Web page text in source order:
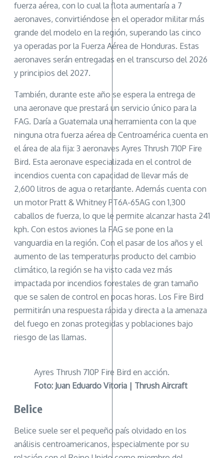
fuerza aérea, con lo cual la flota aumentaría a 7
aeronaves, convirtiéndose en el operador militar más
grande del modelo en la región, superando las cinco
ya operadas por la Fuerza Aérea de Honduras. Estas
aeronaves serán entregadas en el transcurso del 2026
y principios del 2027.
También, durante este año se espera la entrega de
una aeronave que prestará un servicio único para la
FAG. Daría a Guatemala una herramienta con la que
ninguna otra fuerza aérea de Centroamérica cuenta en
el área de ala fija: 3 aeronaves Ayres Thrush 710P Fire
Bird. Esta aeronave especializada en el control de
incendios cuenta con capacidad de llevar más de
2,600 litros de agua o retardante. Además cuenta con
un motor Pratt & Whitney PT6A-65AG con 1,300
caballos de fuerza, lo que le permite alcanzar hasta 241
kph. Con estos aviones la FAG se pone en la
vanguardia en la región. Con el pasar de los años y el
aumento de las temperaturas producto del cambio
climático, la región se ha visto cada vez más
impactada por incendios forestales de gran tamaño
que se salen de control en pocas horas. Los Fire Bird
permitirán una respuesta rápida y directa a la amenaza
del fuego en zonas protegidas y poblaciones bajo
riesgo de las llamas.
Ayres Thrush 710P Fire Bird en acción.
Foto: Juan Eduardo Vitoria | Thrush Aircraft
Belice
Belice suele ser el pequeño país olvidado en los
análisis centroamericanos, especialmente por su